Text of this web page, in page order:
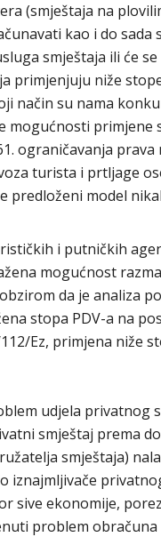
(smještaja na
kao i do sada
smještaja ili će
primjenjuju niže
način su nama
mogućnosti primjene
ograničavanja
turista i prtljage
predloženi model
i putničkih
mogućnost
da je analiza
stopa PDV-a na
Ez, primjena niže
udjela privatnog
smještaj prema
smještaja)
sive ekonomije,
problem obračuna